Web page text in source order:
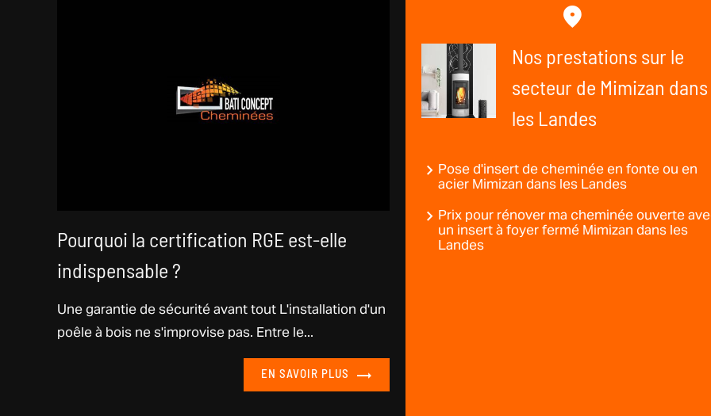
Pourquoi la certification RGE est-elle
indispensable ?
Une garantie de sécurité avant tout L'installation d'un
poêle à bois ne s'improvise pas. Entre le...
EN SAVOIR PLUS
Nos prestations sur le
secteur de Mimizan dans
les Landes
Pose d'insert de cheminée en fonte ou en
acier Mimizan dans les Landes
Prix pour rénover ma cheminée ouverte
un insert à foyer fermé Mimizan dans les
Landes